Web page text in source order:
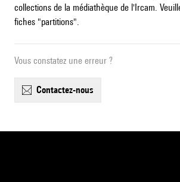
collections de la médiathèque de l'Ircam.
fiches "partitions".
Vous constatez une erreur ?
contactez-nous